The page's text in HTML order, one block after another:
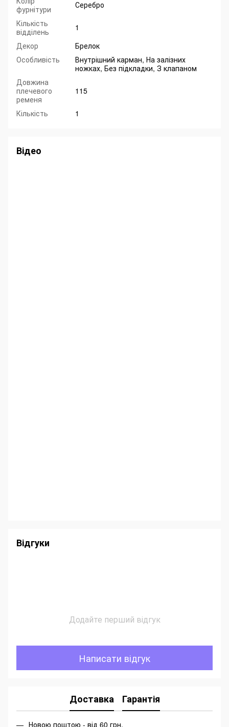
фурнітури
Серебро
Кількість
відділень
1
Декор
Брелок
Особливість
Внутрішний карман, На залізних
ножках, Без підкладки, З клапаном
Довжина
плечевого
ременя
115
Кількість 1
Відео
Відгуки
Додайте перший відгук
Написати відгук
Доставка Гарантія
Новою поштою - від 60 грн.